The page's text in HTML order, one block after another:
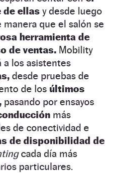
de ellas y desde luego
que el salón se
herramienta de
de ventas. Mobility
a los asistentes
desde pruebas de
de los últimos
pasando por ensayos
más
de conectividad e
de disponibilidad de
cada día más
particulares.